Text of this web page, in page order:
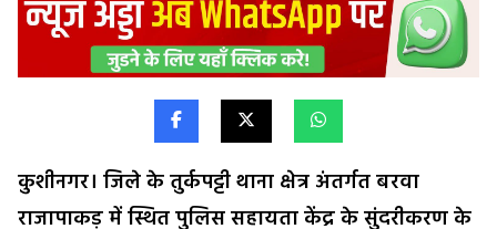
कुशीनगर। जिले के तुर्कपट्टी थाना क्षेत्र अंतर्गत बरवा
राजापाकड़ में स्थित पुलिस सहायता केंद्र के सुंदरीकरण के